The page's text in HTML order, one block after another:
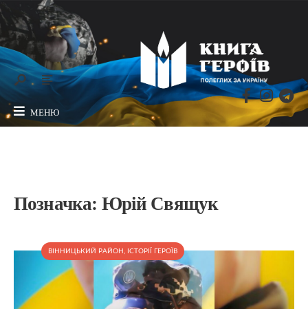
МЕНЮ
Позначка: Юрій Свящук
ВІННИЦЬКИЙ РАЙОН , ІСТОРІЇ ГЕРОЇВ